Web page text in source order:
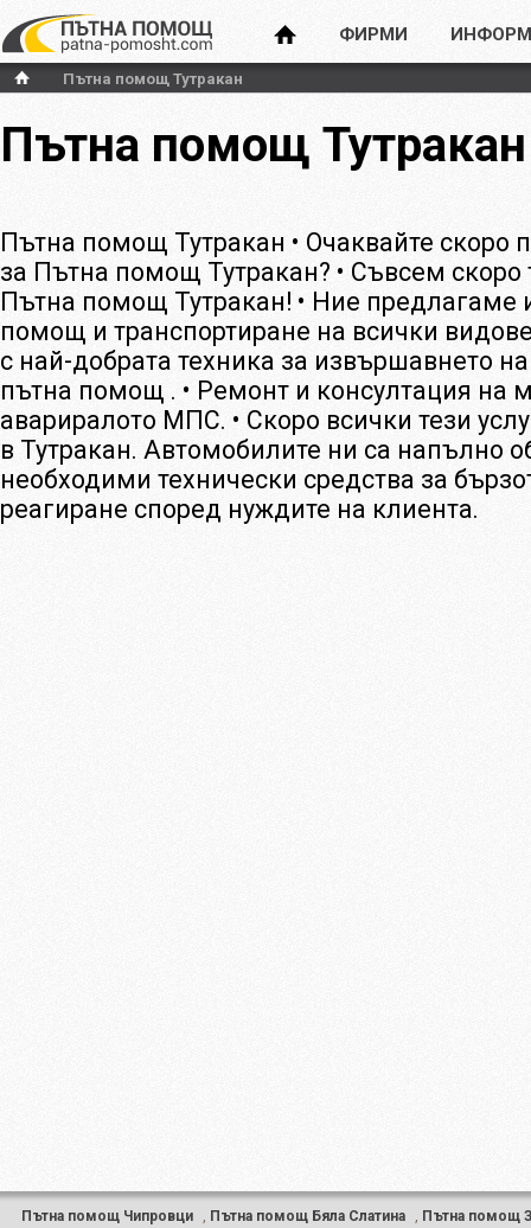
ФИРМИ
Пътна помощ Тутракан
Пътна помощ Тутракан
Пътна помощ Тутракан • Очаквайте скоро
за Пътна помощ Тутракан? • Съвсем скоро
Пътна помощ Тутракан! • Ние
помощ и транспортиране на всички
с най-добрата техника за извършавнето
пътна помощ . • Ремонт и консултация на
авариралото МПС. • Скоро всички тези
в Тутракан. Автомобилите ни са напълно
необходими технически средства за
реагиране според нуждите на клиента.
Пътна помощ Чипровци , Пътна помощ Бяла Слатина , Пътна помощ